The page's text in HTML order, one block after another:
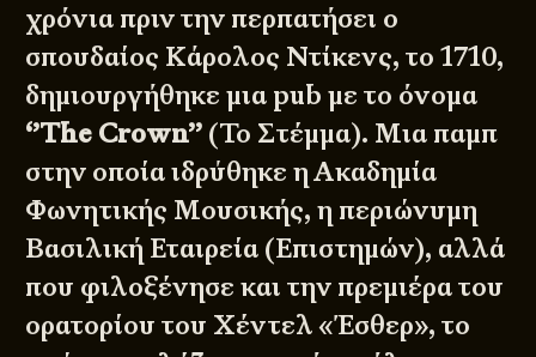
χρόνια πριν την περπατήσει ο
σπουδαίος Κάρολος Ντίκενς, το 1710,
δημιουργήθηκε μια pub με το όνομα
‘’The Crown’’ (Το Στέμμα). Μια παμπ
στην οποία ιδρύθηκε ηΑκαδημία
Φωνητικής Μουσικής, η περιώνυμη
Βασιλική Εταιρεία (Επιστημών), αλλά
που φιλοξένησε και την πρεμιέρα του
ορατορίου του Χέντελ «Έσθερ», το